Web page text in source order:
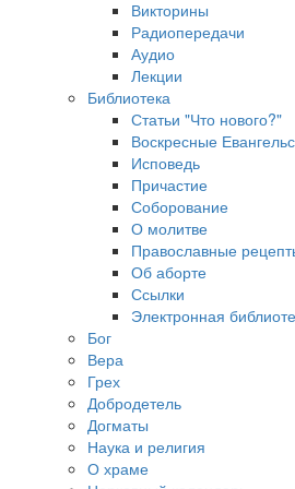
Викторины
Радиопередачи
Аудио
Лекции
Библиотека
Статьи "Что нового?"
Воскресные
Исповедь
Причастие
Соборование
О молитве
Православные
Об аборте
Ссылки
Электронная
Бог
Вера
Грех
Добродетель
Догматы
Наука и религия
О храме